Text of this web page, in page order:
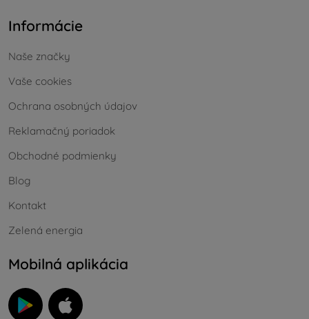
Informácie
Naše značky
Vaše cookies
Ochrana osobných údajov
Reklamačný poriadok
Obchodné podmienky
Blog
Kontakt
Zelená energia
Mobilná aplikácia